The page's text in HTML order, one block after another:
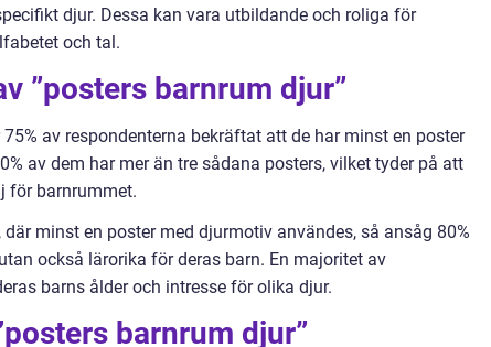
djur. Dessa kan vara utbildande och roliga för
och tal.
”posters barnrum djur”
av respondenterna bekräftat att de har minst en poster
av dem har mer än tre sådana posters, vilket tyder på att
för barnrummet.
minst en poster med djurmotiv användes, så ansåg 80%
också lärorika för deras barn. En majoritet av
barns ålder och intresse för olika djur.
barnrum djur”